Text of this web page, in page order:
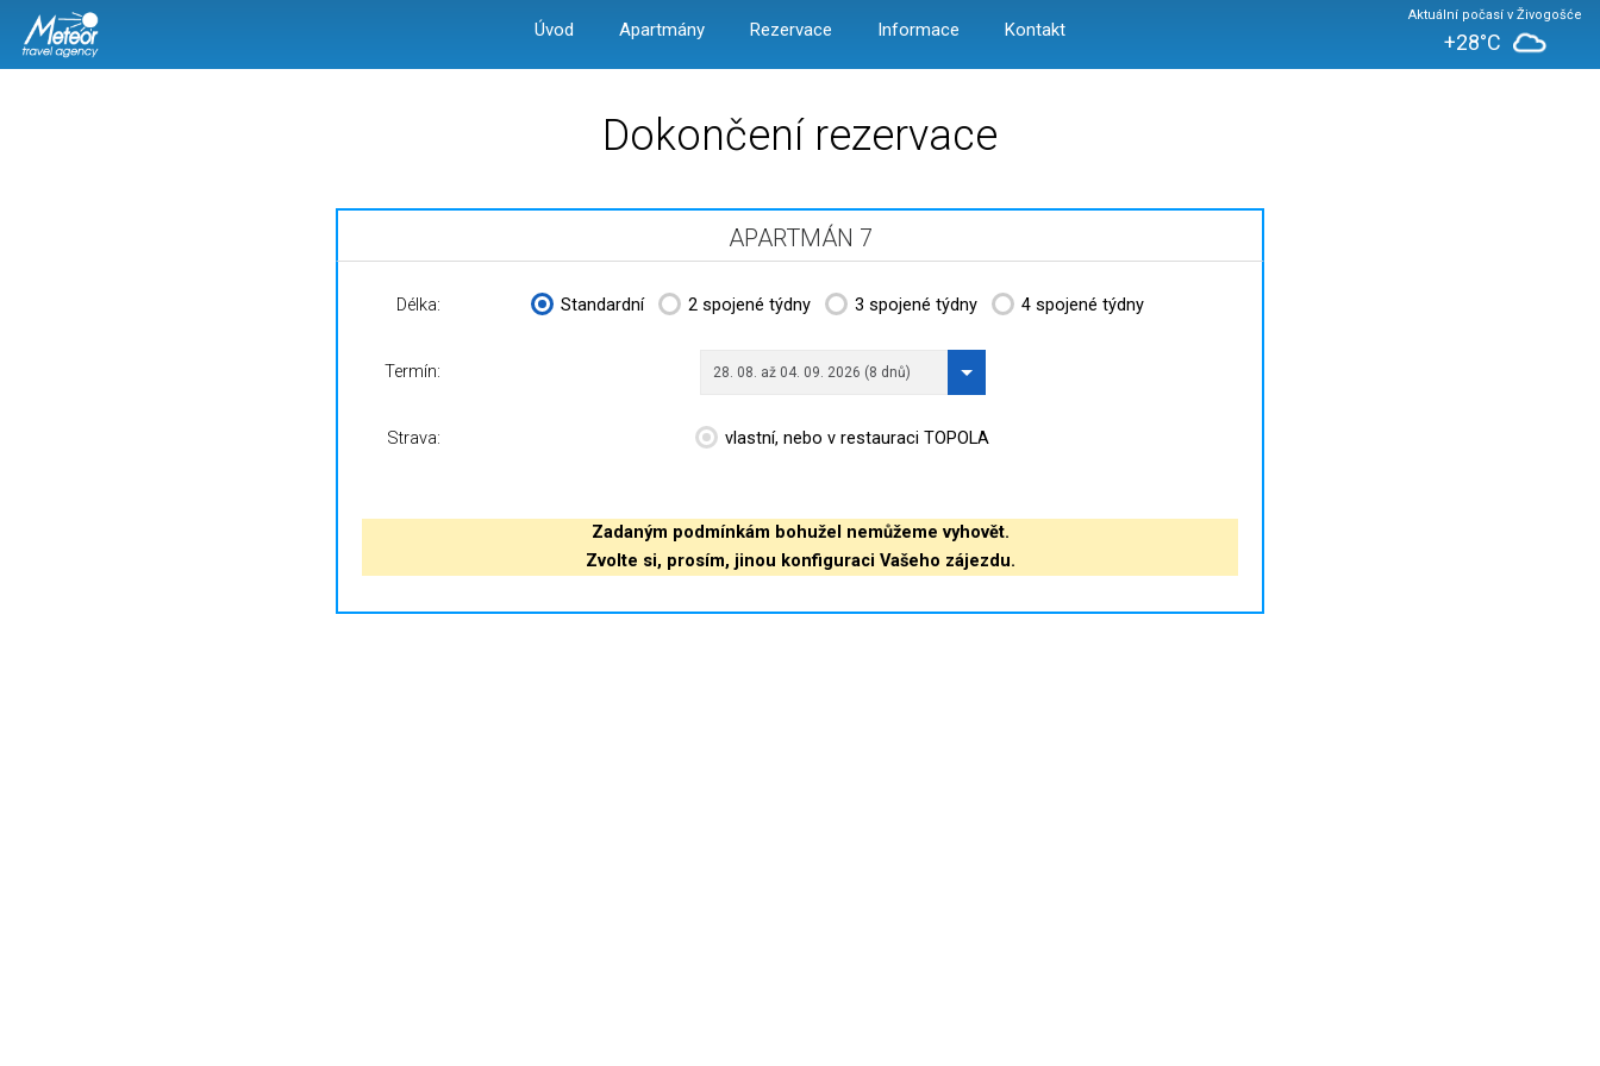
Úvod Apartmány Rezervace Informace Kontakt
Aktuální počasí v Živogošće
+28°C
Dokončení rezervace
APARTMÁN 7
Délka: Standardní 2 spojené týdny 3 spojené týdny 4 spojené týdny
Termín: 28. 08. až 04. 09. 2026 (8 dnů)
Strava: vlastní, nebo v restauraci TOPOLA
Zadaným podmínkám bohužel nemůžeme vyhovět.
Zvolte si, prosím, jinou konfiguraci Vašeho zájezdu.